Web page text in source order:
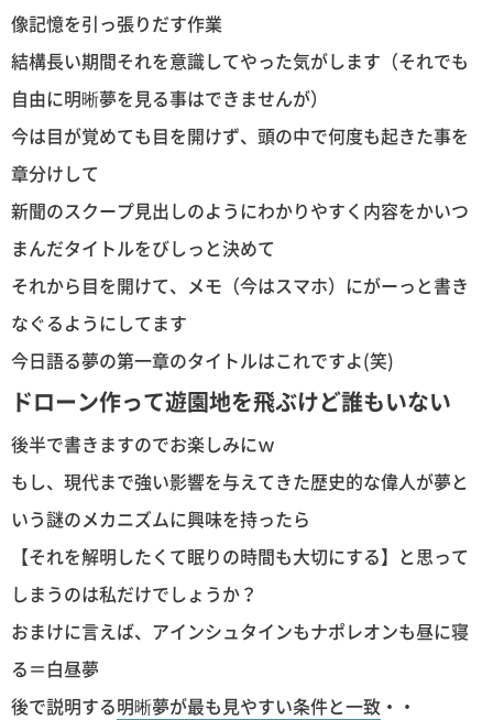
像記憶を引っ張りだす作業
結構長い期間それを意識してやった気がします（それでも
自由に明晰夢を見る事はできませんが）
今は目が覚めても目を開けず、頭の中で何度も起きた事を
章分けして
新聞のスクープ見出しのようにわかりやすく内容をかいつ
まんだタイトルをびしっと決めて
それから目を開けて、メモ（今はスマホ）にがーっと書き
なぐるようにしてます
今日語る夢の第一章のタイトルはこれですよ(笑)
ドローン作って遊園地を飛ぶけど誰もいない
後半で書きますのでお楽しみにｗ
もし、現代まで強い影響を与えてきた歴史的な偉人が夢と
いう謎のメカニズムに興味を持ったら
【それを解明したくて眠りの時間も大切にする】と思って
しまうのは私だけでしょうか？
おまけに言えば、アインシュタインもナポレオンも昼に寝
る＝白昼夢
後で説明する明晰夢が最も見やすい条件と一致 ・・